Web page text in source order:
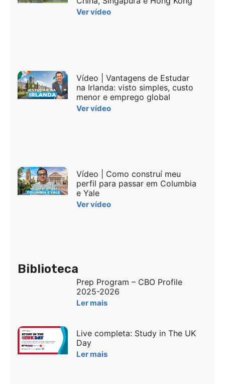
Ver vídeo
Vídeo | Vantagens de Estudar
na Irlanda: visto simples, custo
menor e emprego global
Ver vídeo
Vídeo | Como construí meu
perfil para passar em Columbia
e Yale
Ver vídeo
Biblioteca
Prep Program – CBO Profile
2025-2026
Ler mais
Live completa: Study in The UK
Day
Ler mais